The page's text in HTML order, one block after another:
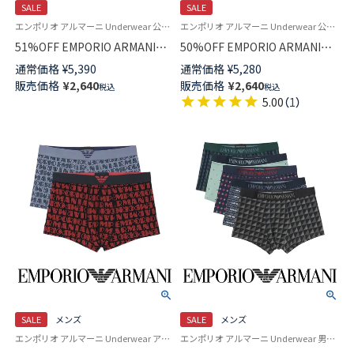
SALE
エンポリオ アルマーニ Underwear 公式オンラインショップ
51%OFF EMPORIO ARMANI
CLASSIC PATTERN MIX クラシ
ック パターン ボクサーパンツ
前閉じ EUサイズ メンズ
通常価格 ¥5,390
販売価格 ¥2,640税込
SALE
エンポリオ アルマーニ Underwear 公式オンラインショップ
50%OFF EMPORIO ARMANI
MEGALOGO BOXER BRIEF メ
タルロゴバンド ボクサーブリー
フ 前閉じ EUサイズ メンズ
54075168
通常価格 ¥5,280
販売価格 ¥2,640税込
5.00（1）
SALE
メンズ
エンポリオ アルマーニ Underwear アンダーウェア 男性 紳士 下着
SALE
メンズ
エンポリオ アルマーニ Underwear 男性 アンダーウェア下着 パンツ ブランド